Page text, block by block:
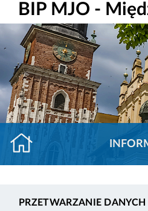
BIP MJO -
PRZETWARZANIE DANYCH